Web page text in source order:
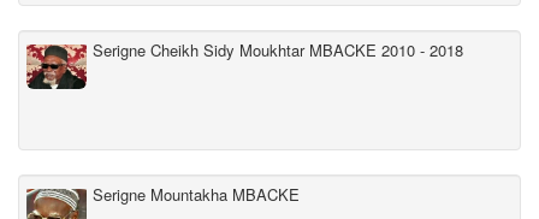
Serigne Cheikh Sidy Moukhtar MBACKE 2010 - 2018
Serigne Mountakha MBACKE